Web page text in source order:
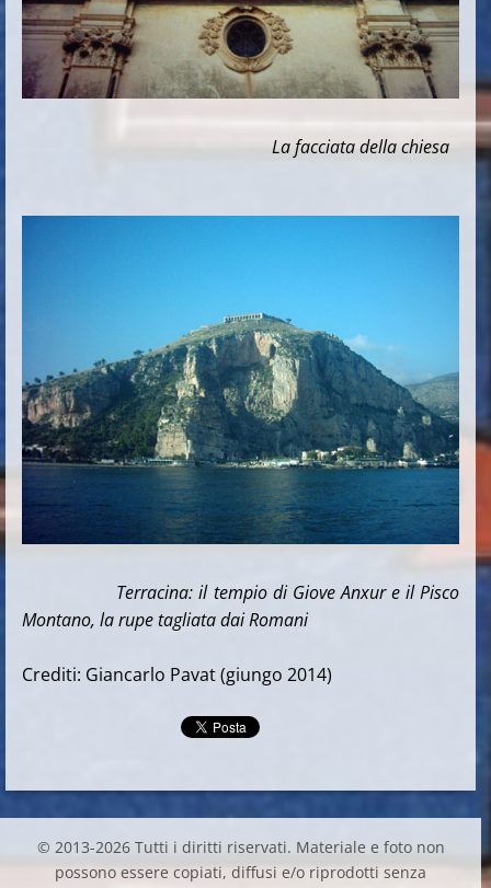
La facciata della chiesa
Terracina: il tempio di Giove Anxur e il Pisco
Montano, la rupe tagliata dai Romani
Crediti: Giancarlo Pavat (giungo 2014)
© 2013-2026 Tutti i diritti riservati. Materiale e foto non
possono essere copiati, diffusi e/o riprodotti senza